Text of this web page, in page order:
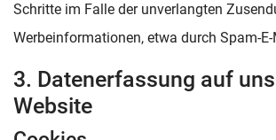
Schritte im Falle der unverlangten
Werbeinformationen, etwa durch Spam-E-
3. Datenerfassung auf
Website